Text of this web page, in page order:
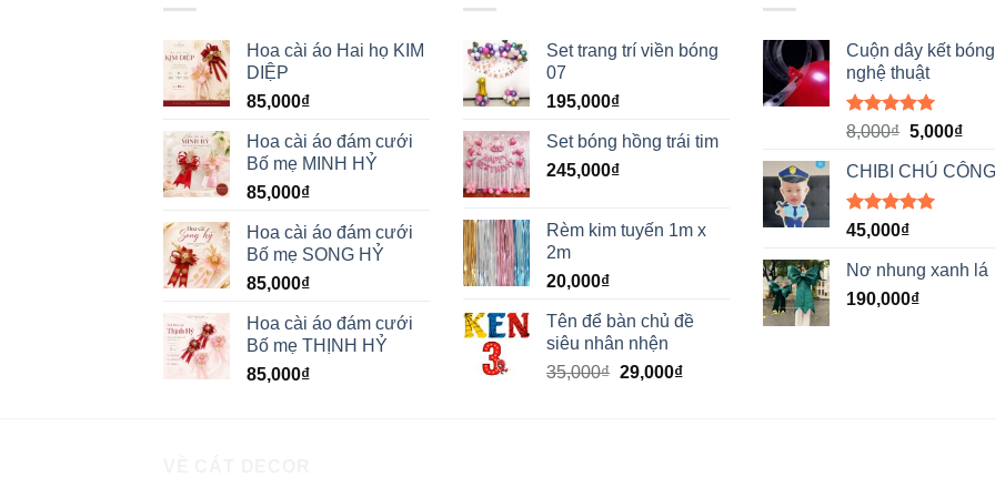
Hoa cài áo Hai họ KIM
DIỆP
85,000₫
Hoa cài áo đám cưới
Bố mẹ MINH HỶ
85,000₫
Hoa cài áo đám cưới
Bố mẹ SONG HỶ
85,000₫
Hoa cài áo đám cưới
Bố mẹ THỊNH HỶ
85,000₫
Set trang trí viền bóng
07
195,000₫
Set bóng hồng trái tim
245,000₫
Rèm kim tuyến 1m x
2m
20,000₫
Tên để bàn chủ đề
siêu nhân nhện
35,000₫ Giá
29,000₫Giá
Cuộn dây kết bóng
nghệ thuật
Được xếp
5 sao
8,000₫ Giá
là:
8,000₫.
5,000₫Giá
tại
CHIBI CHÚ
Được xếp
5 sao
45,000₫
Nơ nhung xanh lá
190,000₫